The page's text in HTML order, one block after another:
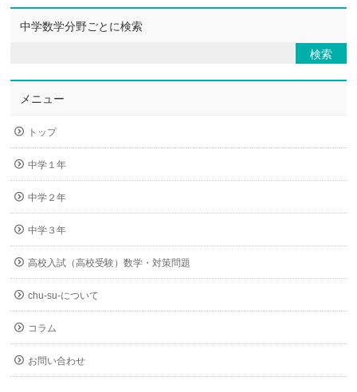
中学数学分野ごとに検索
メニュー
トップ
中学１年
中学２年
中学３年
高校入試（高校受験）数学・対策問題
chu-su-について
コラム
お問い合わせ